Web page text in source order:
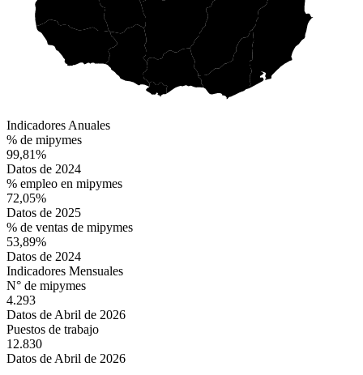
Indicadores Anuales
% de mipymes
99,81%
Datos de 2024
% empleo en mipymes
72,05%
Datos de 2025
% de ventas de mipymes
53,89%
Datos de 2024
Indicadores Mensuales
N° de mipymes
4.293
Datos de Abril de 2026
Puestos de trabajo
12.830
Datos de Abril de 2026